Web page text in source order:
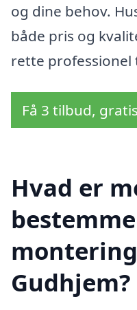
og dine behov.
både pris og
rette
Få 3 tilbud,
Hvad er
Gudhjem?